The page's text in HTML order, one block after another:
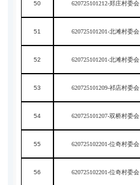
50 620725101212-郑庄村委会
51 620725101201-北滩村委会
52 620725101201-北滩村委会
53 620725101209-祁店村委会
54 620725101207-双桥村委会
55 620725102201-位奇村委会
56 620725102201-位奇村委会